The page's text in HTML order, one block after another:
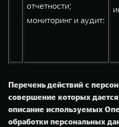
отчетности;
мониторинг и аудит:
Перечень действий с
совершение которых
описание используемых
обработки персональных